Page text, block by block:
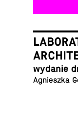
wydanie
Agniesz­ka